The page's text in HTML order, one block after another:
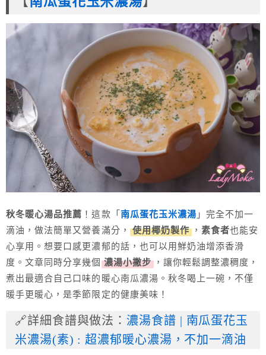
秋冬暖心湯品推薦 ！這款「 南瓜蛋花玉米濃湯 」完全不加一
滴油，做法簡單又營養滿分，
使用椰奶製作 ，素食者也能安
心享用。想要口感更濃郁的話，也可以用鮮奶油增添香滑
度。文章同時分享幾個 濃湯小撇步 ，讓你輕鬆調整濃稠度，
煮出最適合自己口味的暖心南瓜濃湯。秋冬喝上一碗，不僅
暖手更暖心，是季節限定的健康美味！
🔗詳細食譜與做法： 濃湯食譜 | 南瓜蛋花玉
米濃湯(素) : 超濃郁暖心濃湯，不加一滴油